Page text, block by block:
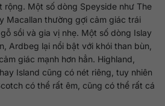
rộng. Một số dòng Speyside như The
Macallan thường gợi cảm giác trái
sồi và gia vị nhẹ. Một số dòng Islay
Ardbeg lại nổi bật với khói than bùn,
giác mạnh hơn hẳn. Highland,
Island cũng có nét riêng, tuy nhiên
có thể rất êm, cũng có thể rất cá